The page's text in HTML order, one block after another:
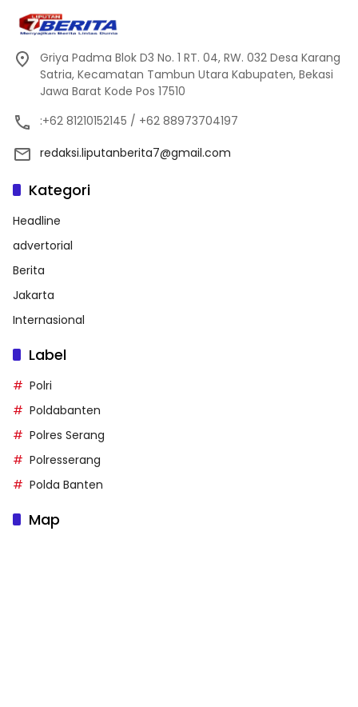
Griya Padma Blok D3 No. 1 RT. 04, RW. 032 Desa Karang
Satria, Kecamatan Tambun Utara Kabupaten, Bekasi
Jawa Barat Kode Pos 17510
:+62 81210152145 / +62 88973704197
redaksi.liputanberita7@gmail.com
Kategori
Headline
advertorial
Berita
Jakarta
Internasional
Label
Polri
Poldabanten
Polres Serang
Polresserang
Polda Banten
Map